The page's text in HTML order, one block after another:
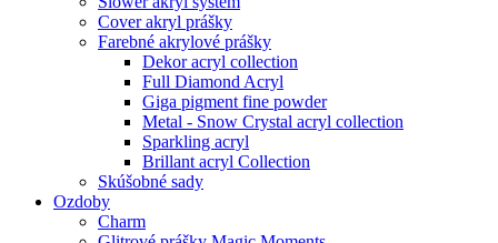
Cover akryl prášky
Farebné akrylové prášky
Dekor acryl collection
Full Diamond Acryl
Giga pigment fine powder
Metal - Snow Crystal acryl collection
Sparkling acryl
Brillant acryl Collection
Skúšobné sady
Ozdoby
Charm